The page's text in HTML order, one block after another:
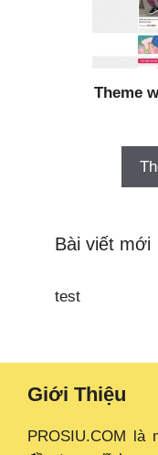
Theme
Bài viết mới
test
Giới Thiệu
PROSIU.COM là